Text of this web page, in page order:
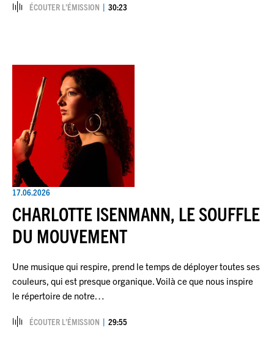
ÉCOUTER L’ÉMISSION 30:23
17.06.2026
CHARLOTTE ISENMANN, LE SOUFFLE
DU MOUVEMENT
Une musique qui respire, prend le temps de déployer toutes ses
couleurs, qui est presque organique. Voilà ce que nous inspire
le répertoire de notre…
ÉCOUTER L’ÉMISSION 29:55